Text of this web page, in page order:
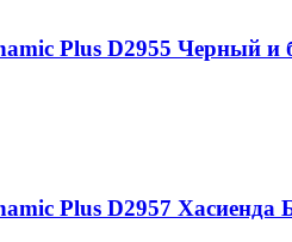
Plus D2955 Черный и
Plus D2957 Хасиенда